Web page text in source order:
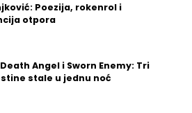
Poezija, rokenrol i
otpora
Angel i Sworn Enemy: Tri
stale u jednu noć